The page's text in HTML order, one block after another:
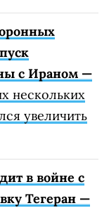
с Ираном —
нескольких
увеличить
в войне с
Тегеран —